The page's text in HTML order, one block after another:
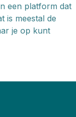
een platform dat
is meestal de
je op kunt